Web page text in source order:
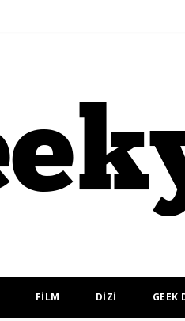
FİLM DİZİ GEEK